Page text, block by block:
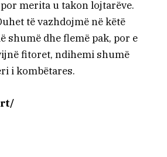
merita u takon lojtarëve.
të vazhdojmë në këtë
shumë dhe flemë pak, por e
fitoret, ndihemi shumë
i kombëtares.